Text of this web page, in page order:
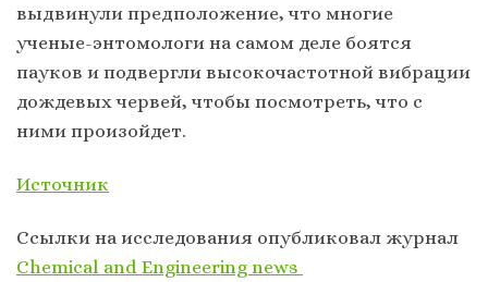
выдвинули предположение, что многие
ученые-энтомологи на самом деле боятся
пауков и подвергли высокочастотной вибрации
дождевых червей, чтобы посмотреть, что с
ними произойдет.
Источник
Ссылки на исследования опубликовал журнал
Chemical and Engineering news